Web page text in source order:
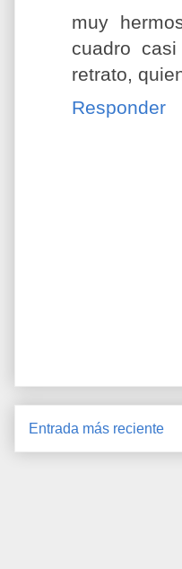
muy
cuadro
retrato,
Responder
Entrada más reciente